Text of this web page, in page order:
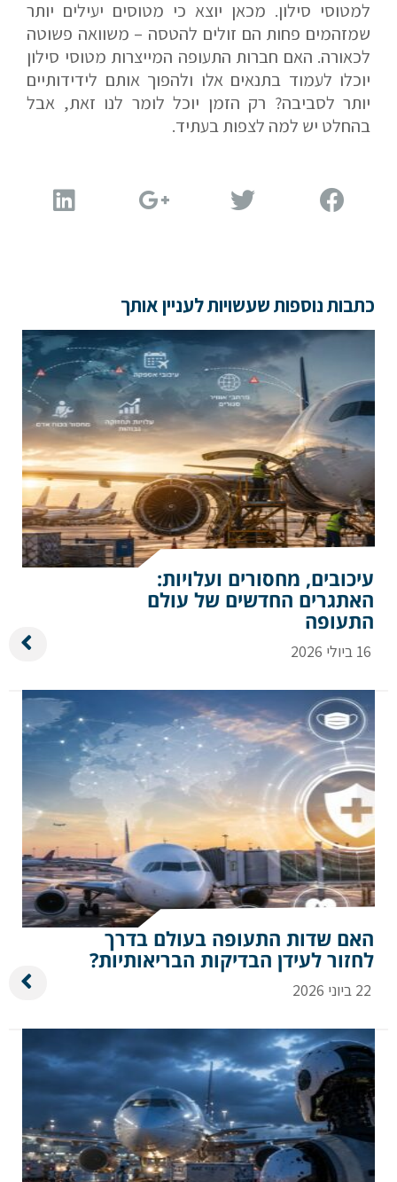
למטוסי סילון. מכאן יוצא כי מטוסים יעילים יותר
שמזהמים פחות הם זולים להטסה – משוואה פשוטה
לכאורה. האם חברות התעופה המייצרות מטוסי סילון
יוכלו לעמוד בתנאים אלו ולהפוך אותם לידידותיים
יותר לסביבה? רק הזמן יוכל לומר לנו זאת, אבל
בהחלט יש למה לצפות בעתיד.
כתבות נוספות שעשויות לעניין אותך
עיכובים, מחסורים ועלויות:
האתגרים החדשים של עולם
התעופה
16 ביולי 2026
האם שדות התעופה בעולם בדרך
לחזור לעידן הבדיקות הבריאותיות?
22 ביוני 2026
ולעזור לכם להגשים את החלומות שלכם בעולם התעופה.
השאירו לנו פרטים ונחזור אליכם.
שם פרטי
טלפון
הערות ושאלות
שלח הודעה